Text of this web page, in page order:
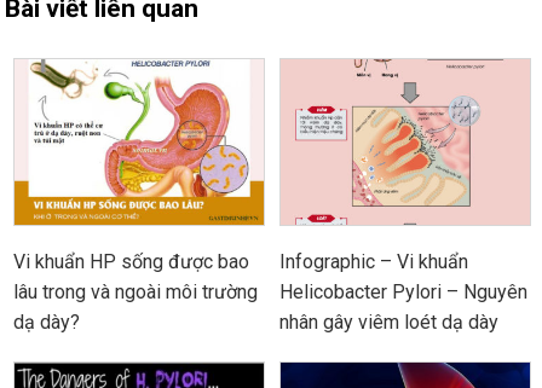
Bài viết liên quan
Vi khuẩn HP sống được bao
lâu trong và ngoài môi trường
dạ dày?
Infographic – Vi khuẩn
Helicobacter Pylori – Nguyên
nhân gây viêm loét dạ dày